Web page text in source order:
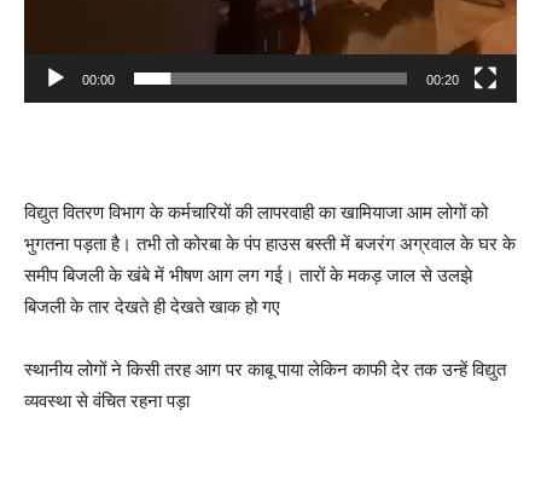
00:00 00:20
विद्युत वितरण विभाग के कर्मचारियों की लापरवाही का खामियाजा आम लोगों को
भुगतना पड़ता है। तभी तो कोरबा के पंप हाउस बस्ती में बजरंग अग्रवाल के घर के
समीप बिजली के खंबे में भीषण आग लग गई। तारों के मकड़ जाल से उलझे
बिजली के तार देखते ही देखते खाक हो गए
स्थानीय लोगों ने किसी तरह आग पर काबू पाया लेकिन काफी देर तक उन्हें विद्युत
व्यवस्था से वंचित रहना पड़ा